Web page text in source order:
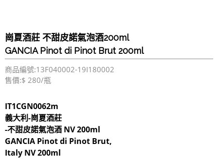
崗夏酒莊 不甜皮諾氣泡酒200ml
GANCIA Pinot di Pinot Brut 200ml
商品編號:13F040002-19I180002
售價:$ 280/瓶
IT1CGN0062m
義大利-崗夏酒莊
-不甜皮諾氣泡酒 NV 200ml
GANCIA Pinot di Pinot Brut,
Italy NV 200ml